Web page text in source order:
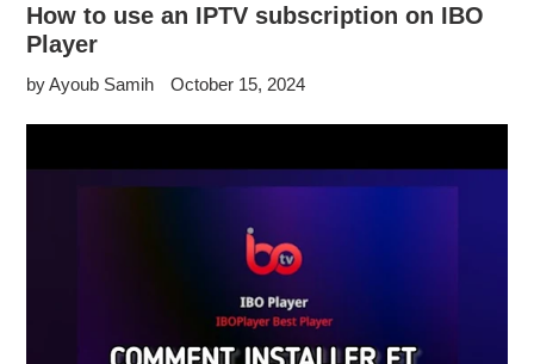
How to use an IPTV subscription on IBO
Player
by Ayoub Samih October 15, 2024